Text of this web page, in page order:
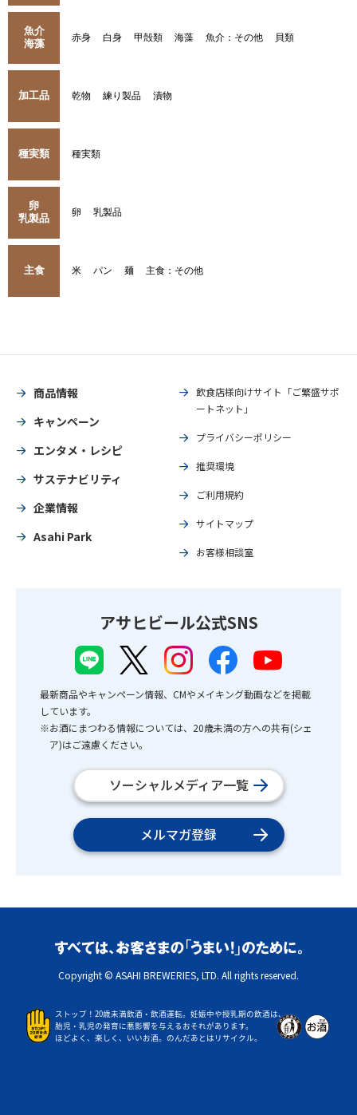
魚介
海藻
赤身 白身 甲殻類 海藻 魚介：その他 貝類
加工品 乾物 練り製品 漬物
種実類 種実類
卵
乳製品
卵 乳製品
主食 米 パン 麺 主食：その他
商品情報
キャンペーン
エンタメ・レシピ
サステナビリティ
企業情報
Asahi Park
飲食店様向けサイト「ご繁盛サポ
ートネット」
プライバシーポリシー
推奨環境
ご利用規約
サイトマップ
お客様相談室
アサヒビール公式SNS
最新商品やキャンペーン情報、CMやメイキング動画などを掲載
しています。
※お酒にまつわる情報については、20歳未満の方への共有(シェ
ア)はご遠慮ください。
ソーシャルメディア一覧
メルマガ登録
Copyright © ASAHI BREWERIES, LTD. All rights reserved.